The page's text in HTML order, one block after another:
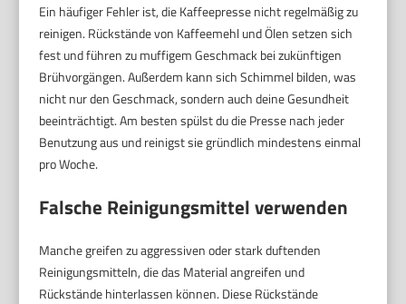
Ein häufiger Fehler ist, die Kaffeepresse nicht regelmäßig zu
reinigen. Rückstände von Kaffeemehl und Ölen setzen sich
fest und führen zu muffigem Geschmack bei zukünftigen
Brühvorgängen. Außerdem kann sich Schimmel bilden, was
nicht nur den Geschmack, sondern auch deine Gesundheit
beeinträchtigt. Am besten spülst du die Presse nach jeder
Benutzung aus und reinigst sie gründlich mindestens einmal
pro Woche.
Falsche Reinigungsmittel verwenden
Manche greifen zu aggressiven oder stark duftenden
Reinigungsmitteln, die das Material angreifen und
Rückstände hinterlassen können. Diese Rückstände